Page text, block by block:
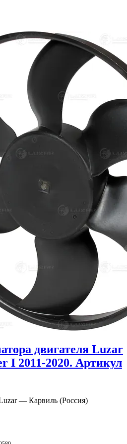
двигателя Luzar
I 2011-2020. Артикул
— Карвиль (Россия)